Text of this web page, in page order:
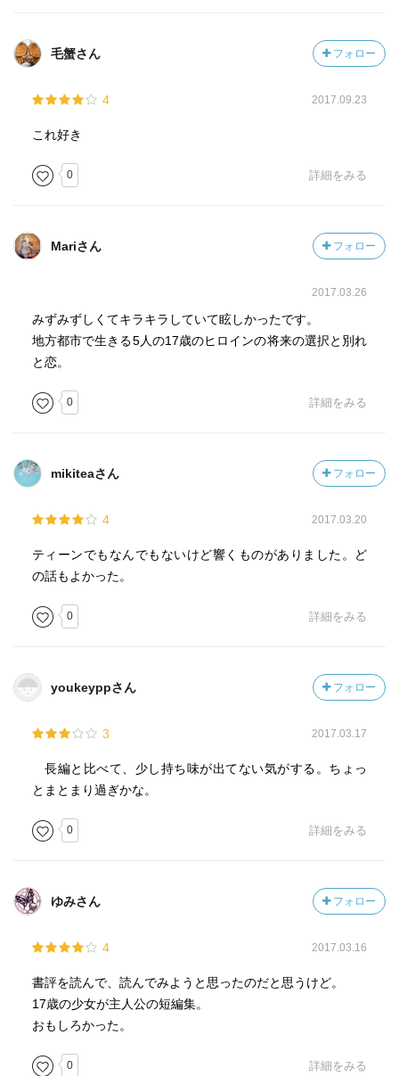
毛蟹さん フォロー
4 2017.09.23
これ好き
0 詳細をみる
Mariさん フォロー
2017.03.26
みずみずしくてキラキラしていて眩しかったです。
地方都市で生きる5人の17歳のヒロインの将来の選択と別れ
と恋。
0 詳細をみる
mikiteaさん フォロー
4 2017.03.20
ティーンでもなんでもないけど響くものがありました。ど
の話もよかった。
0 詳細をみる
youkeyppさん フォロー
3 2017.03.17
長編と比べて、少し持ち味が出てない気がする。ちょっ
とまとまり過ぎかな。
0 詳細をみる
ゆみさん フォロー
4 2017.03.16
書評を読んで、読んでみようと思ったのだと思うけど。
17歳の少女が主人公の短編集。
おもしろかった。
0 詳細をみる